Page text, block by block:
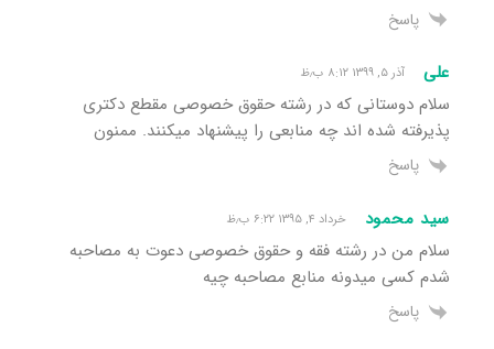
پاسخ
علی آذر ۵, ۱۳۹۹ ۸:۱۲ ب٫ظ
سلام دوستانی که در رشته حقوق خصوصی مقطع دکتری
پذیرفته شده اند چه منابعی را پیشنهاد میکنند. ممنون
پاسخ
سید محمود خرداد ۴, ۱۳۹۵ ۶:۲۲ ب٫ظ
سلام من در رشته فقه و حقوق خصوصی دعوت به مصاحبه
شدم کسی میدونه منابع مصاحبه چیه
پاسخ